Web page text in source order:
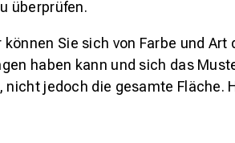
überprüfen.
Sie sich von Farbe und
haben kann und sich das
jedoch die gesamte Fläche.